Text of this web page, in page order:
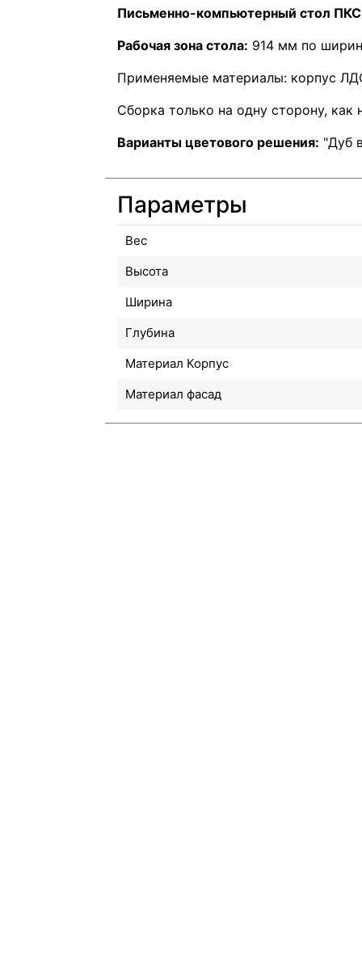
Письменно-компьютерный стол
Рабочая зона стола: 914 мм по
Применяемые материалы: корпус
Сборка только на одну сторону, как
Варианты цветового решения: "Дуб
Параметры
Вес
Высота
Ширина
Глубина
Материал Корпус
Материал фасад